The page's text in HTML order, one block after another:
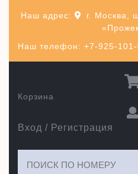
Наш телефон: +7-925-101-
Наш адрес:
г. Москва,
Вход / Регистрация
Корзина